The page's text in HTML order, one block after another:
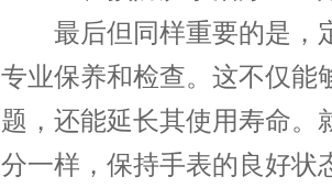
最后但同样重要的是，
专业保养和检查。这不仅能
题，还能延长其使用寿命。
分一样，保持手表的良好状